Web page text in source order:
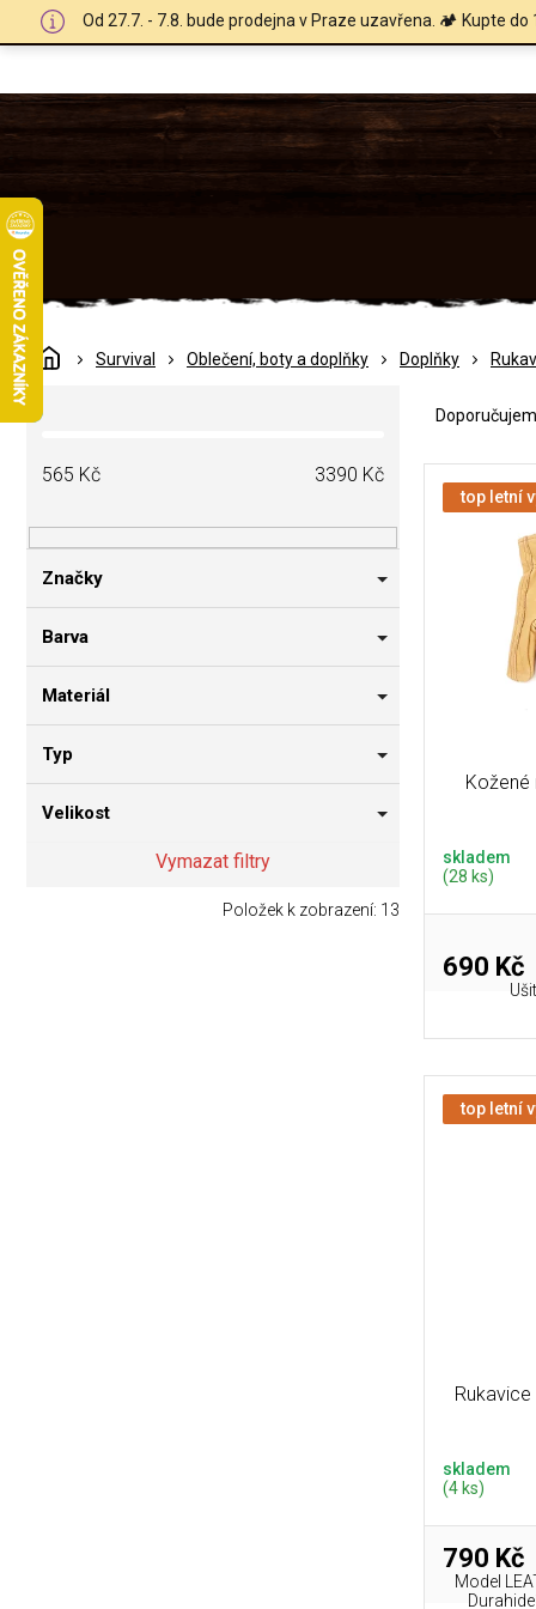
Od 27.7. - 7.8. bude prodejna v Praze uzavřena. 🏕️ Kupte
DomůSurvival Oblečení, boty a doplňky Doplňky
P
o
a
n
í
a
565 Kč 3390 Kč
Značky
Barva
Materiál
Typ
Velikost
Vymazat filtry
Položek k zobrazení: 13
e
top letní
Kožené
skladem
(28 ks)
690 Kč
top letní
Rukavice
skladem
(4 ks)
790 Kč
Model